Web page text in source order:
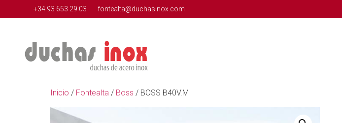
+34 93 653 29 03 fontealta@duchasinox.com
Inicio / Fontealta / Boss / BOSS B40V.M